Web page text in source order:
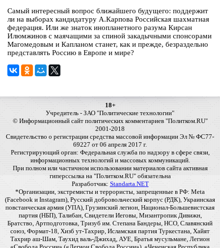
Самый интересный вопрос ближайшего будущего: поддержит
ли на выборах кандидатуру А.Карпова Российская шахматная
федерация. Или же знаток инопланетного разума Кирсан
Илюмжинов с маячащими за спиной закадычными спонсорами
Магомедовым и Капланом станет, как и прежде, безраздельно
представлять Россию в Европе и мире?
18+
Учредитель - ЗАО "Политические технологии"
© Информационный сайт политических комментариев "Политком.RU"
2001-2018
Свидетельство о регистрации средства массовой информации Эл № ФС77-
69227 от 06 апреля 2017 г.
Регистрирующий орган: Федеральная служба по надзору в сфере связи,
информационных технологий и массовых коммуникаций.
При полном или частичном использовании материалов сайта активная
гиперссылка на "Политком.RU" обязательна
Разработчик: Standarta.NET
*Организации, экстремисты и террористы, запрещенные в РФ: Meta
(Facebook и Instagram), Русский добровольческий корпус (РДК), Украинская
повстанческая армия (УПА), Грузинский легион, Национал-Большевистская
партия (НБП), Талибан, Свидетели Иеговы, Мизантропик Дивижн,
Братство, Артподготовка, Тризуб им. Степана Бандеры, НСО, Славянский
союз, Формат-18, Хизб ут-Тахрир, Исламская партия Туркестана, Хайят
Тахрир аш-Шам, Таухид валь-Джихад, АУЕ, Братья мусульмане, Легион